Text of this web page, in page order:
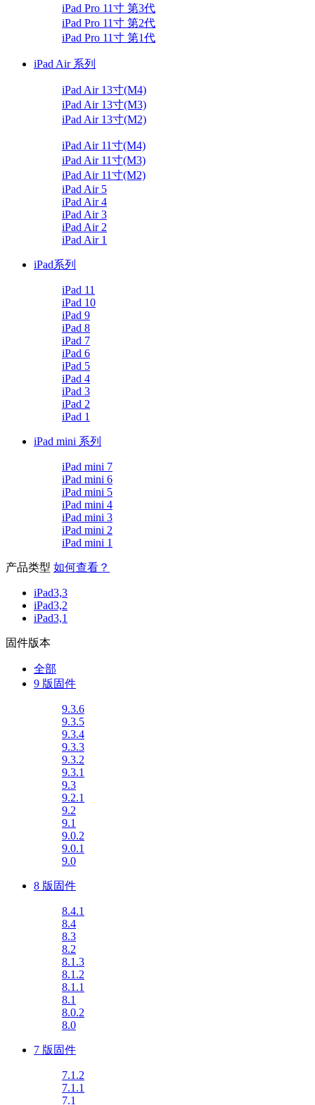
iPad Pro 11寸 第3代
iPad Pro 11寸 第2代
iPad Pro 11寸 第1代
iPad Air 系列
iPad Air 13寸(M4)
iPad Air 13寸(M3)
iPad Air 13寸(M2)
iPad Air 11寸(M4)
iPad Air 11寸(M3)
iPad Air 11寸(M2)
iPad Air 5
iPad Air 4
iPad Air 3
iPad Air 2
iPad Air 1
iPad系列
iPad 11
iPad 10
iPad 9
iPad 8
iPad 7
iPad 6
iPad 5
iPad 4
iPad 3
iPad 2
iPad 1
iPad mini 系列
iPad mini 7
iPad mini 6
iPad mini 5
iPad mini 4
iPad mini 3
iPad mini 2
iPad mini 1
产品类型 如何查看？
iPad3,3
iPad3,2
iPad3,1
固件版本
全部
9 版固件
9.3.6
9.3.5
9.3.4
9.3.3
9.3.2
9.3.1
9.3
9.2.1
9.2
9.1
9.0.2
9.0.1
9.0
8 版固件
8.4.1
8.4
8.3
8.2
8.1.3
8.1.2
8.1.1
8.1
8.0.2
8.0
7 版固件
7.1.2
7.1.1
7.1